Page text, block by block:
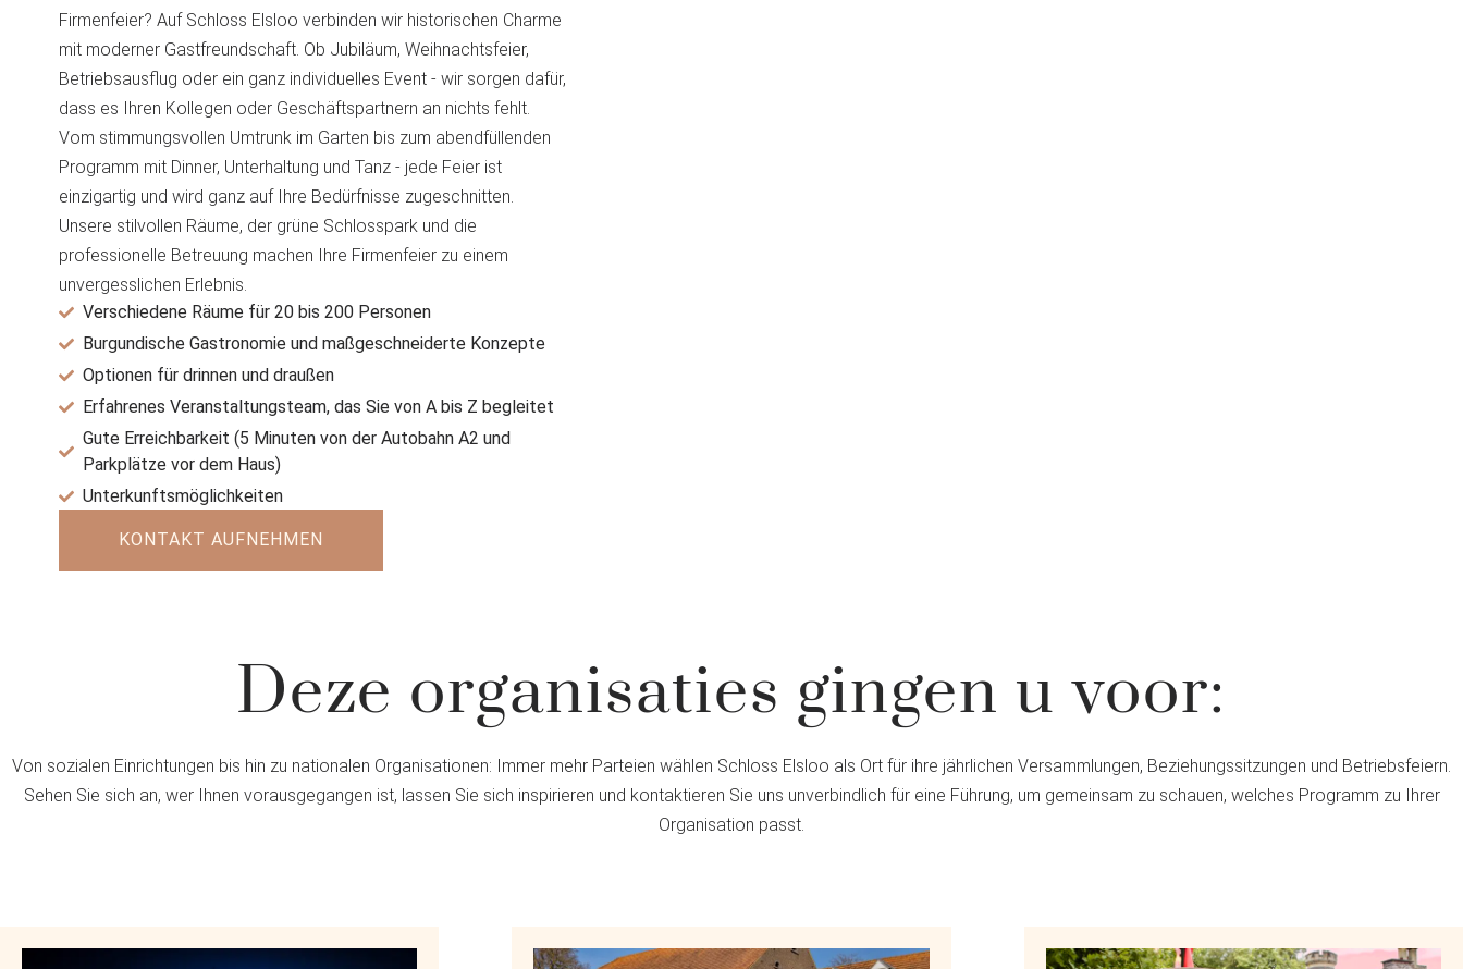
Firmenfeier? Auf Schloss Elsloo verbinden wir historischen Charme
mit moderner Gastfreundschaft. Ob Jubiläum, Weihnachtsfeier,
Betriebsausflug oder ein ganz individuelles Event - wir sorgen dafür,
dass es Ihren Kollegen oder Geschäftspartnern an nichts fehlt.
Vom stimmungsvollen Umtrunk im Garten bis zum abendfüllenden
Programm mit Dinner, Unterhaltung und Tanz - jede Feier ist
einzigartig und wird ganz auf Ihre Bedürfnisse zugeschnitten.
Unsere stilvollen Räume, der grüne Schlosspark und die
professionelle Betreuung machen Ihre Firmenfeier zu einem
unvergesslichen Erlebnis.
Verschiedene Räume für 20 bis 200 Personen
Burgundische Gastronomie und maßgeschneiderte Konzepte
Optionen für drinnen und draußen
Erfahrenes Veranstaltungsteam, das Sie von A bis Z begleitet
Gute Erreichbarkeit (5 Minuten von der Autobahn A2 und
Parkplätze vor dem Haus)
Unterkunftsmöglichkeiten
KONTAKT AUFNEHMEN
Deze organisaties gingen u voor:
Von sozialen Einrichtungen bis hin zu nationalen Organisationen: Immer mehr Parteien wählen Schloss Elsloo als Ort für ihre jährlichen Versammlungen, Beziehungssitzungen und Betriebsfeiern.
Sehen Sie sich an, wer Ihnen vorausgegangen ist, lassen Sie sich inspirieren und kontaktieren Sie uns unverbindlich für eine Führung, um gemeinsam zu schauen, welches Programm zu Ihrer
Organisation passt.